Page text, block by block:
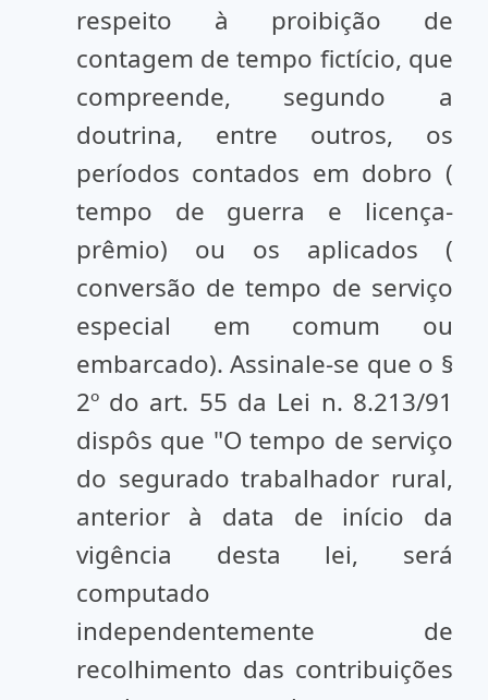
respeito à proibição de
contagem de tempo fictício, que
compreende, segundo a
doutrina, entre outros, os
períodos contados em dobro (
tempo de guerra e licença-
prêmio) ou os aplicados (
conversão de tempo de serviço
especial em comum ou
embarcado). Assinale-se que o §
2º do art. 55 da Lei n. 8.213/91
dispôs que "O tempo de serviço
do segurado trabalhador rural,
anterior à data de início da
vigência desta lei, será
computado
independentemente de
recolhimento das contribuições